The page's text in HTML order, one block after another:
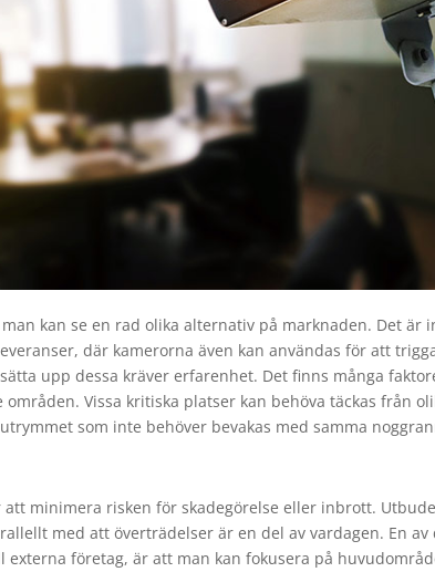
kan se en rad olika alternativ på marknaden. Det är
där kamerorna även kan användas för att
upp dessa kräver erfarenhet. Det finns många
Vissa kritiska platser kan behöva täckas från
som inte behöver bevakas med samma
minimera risken för skadegörelse eller inbrott.
med att överträdelser är en del av vardagen. En av
företag, är att man kan fokusera på